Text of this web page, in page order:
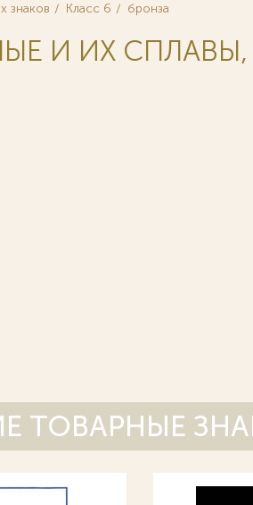
знаков Класс 6 бронза
И ИХ СПЛАВЫ,
ТОВАРНЫЕ